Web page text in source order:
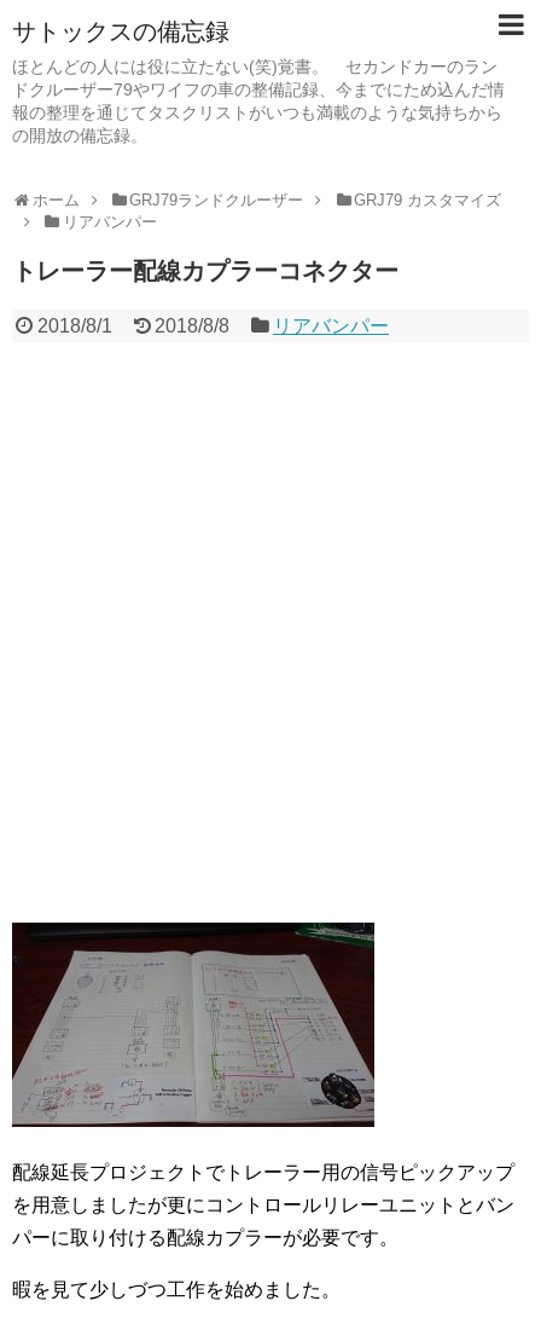
サトックスの備忘録
ほとんどの人には役に立たない(笑)覚書。 セカンドカーのラン
ドクルーザー79やワイフの車の整備記録、今までにため込んだ情
報の整理を通じてタスクリストがいつも満載のような気持ちから
の開放の備忘録。
ホーム GRJ79ランドクルーザー
GRJ79 カスタマイズ
リアバンパー
トレーラー配線カプラーコネクター
2018/8/1 2018/8/8 リアバンパー
配線延長プロジェクトでトレーラー用の信号ピックアップ
を用意しましたが更にコントロールリレーユニットとバン
パーに取り付ける配線カプラーが必要です。
暇を見て少しづつ工作を始めました。